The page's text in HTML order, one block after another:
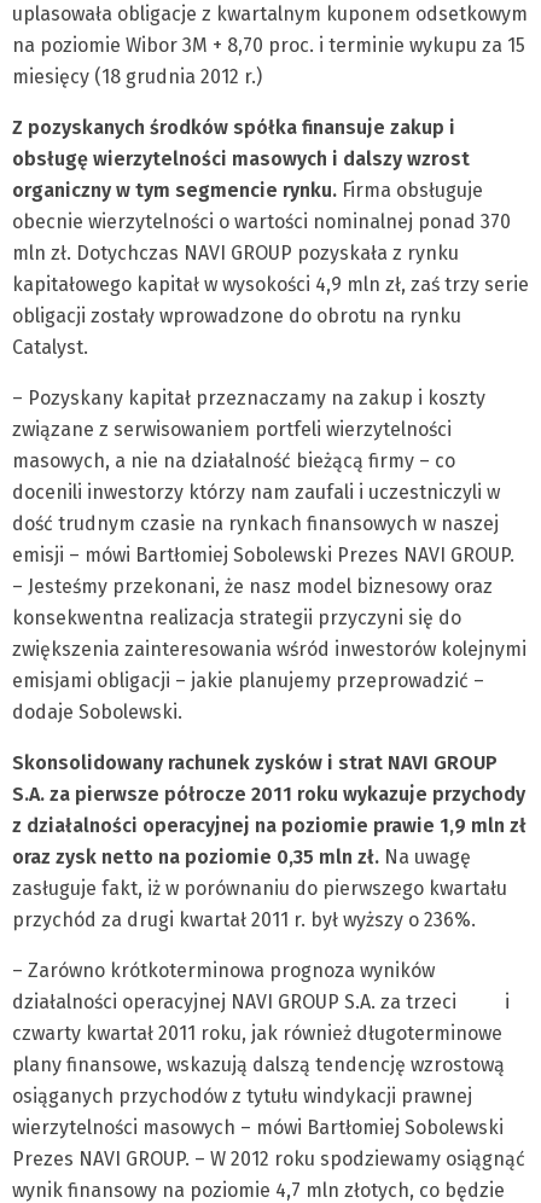
uplasowała obligacje z kwartalnym kuponem odsetkowym
na poziomie Wibor 3M + 8,70 proc. i terminie wykupu za 15
miesięcy (18 grudnia 2012 r.)
Z pozyskanych środków spółka finansuje zakup i
obsługę wierzytelności masowych i dalszy wzrost
organiczny w tym segmencie rynku. Firma obsługuje
obecnie wierzytelności o wartości nominalnej ponad 370
mln zł. Dotychczas NAVI GROUP pozyskała z rynku
kapitałowego kapitał w wysokości 4,9 mln zł, zaś trzy serie
obligacji zostały wprowadzone do obrotu na rynku
Catalyst.
– Pozyskany kapitał przeznaczamy na zakup i koszty
związane z serwisowaniem portfeli wierzytelności
masowych, a nie na działalność bieżącą firmy – co
docenili inwestorzy którzy nam zaufali i uczestniczyli w
dość trudnym czasie na rynkach finansowych w naszej
emisji – mówi Bartłomiej Sobolewski Prezes NAVI GROUP.
– Jesteśmy przekonani, że nasz model biznesowy oraz
konsekwentna realizacja strategii przyczyni się do
zwiększenia zainteresowania wśród inwestorów kolejnymi
emisjami obligacji – jakie planujemy przeprowadzić –
dodaje Sobolewski.
Skonsolidowany rachunek zysków i strat NAVI GROUP
S.A. za pierwsze półrocze 2011 roku wykazuje przychody
z działalności operacyjnej na poziomie prawie 1,9 mln zł
oraz zysk netto na poziomie 0,35 mln zł. Na uwagę
zasługuje fakt, iż w porównaniu do pierwszego kwartału
przychód za drugi kwartał 2011 r. był wyższy o 236%.
– Zarówno krótkoterminowa prognoza wyników
działalności operacyjnej NAVI GROUP S.A. za trzeci i
czwarty kwartał 2011 roku, jak również długoterminowe
plany finansowe, wskazują dalszą tendencję wzrostową
osiąganych przychodów z tytułu windykacji prawnej
wierzytelności masowych – mówi Bartłomiej Sobolewski
Prezes NAVI GROUP. – W 2012 roku spodziewamy osiągnąć
wynik finansowy na poziomie 4,7 mln złotych, co będzie